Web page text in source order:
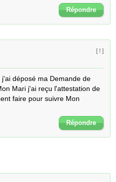
Répondre
[ ! ]
déposé ma Demande de
Mari j'ai reçu l'attestation de
faire pour suivre Mon
Répondre